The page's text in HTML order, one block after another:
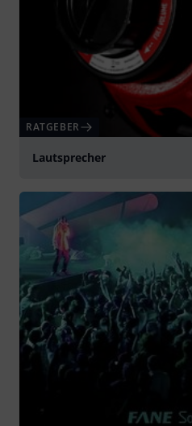
RATGEBER
Lautsprecher